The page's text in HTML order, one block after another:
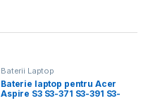
Baterii Laptop
Baterie laptop pentru Acer
Aspire S3 S3-371 S3-391 S3-